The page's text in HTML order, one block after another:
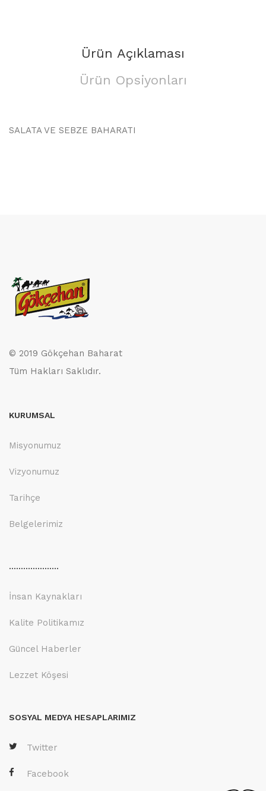
Ürün Açıklaması
Ürün Opsiyonları
SALATA VE SEBZE BAHARATI
© 2019 Gökçehan Baharat
Tüm Hakları Saklıdır.
KURUMSAL
Misyonumuz
Vizyonumuz
Tarihçe
Belgelerimiz
.....................
İnsan Kaynakları
Kalite Politikamız
Güncel Haberler
Lezzet Köşesi
SOSYAL MEDYA HESAPLARIMIZ
Twitter
Facebook